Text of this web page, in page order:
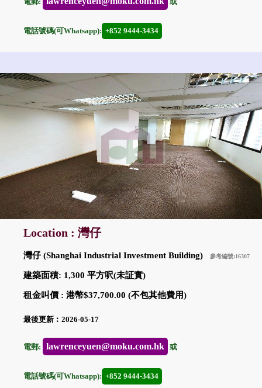
電話號碼(可Whatsapp): +852 9444-3434
Location : 灣仔
灣仔 (Shanghai Industrial Investment Building) 參考編號:16307
建築面積: 1,300 平方呎(未証實)
租金叫價 : 港幣$37,700.00 (不包其他費用)
最後更新︰2026-05-17
電郵: lawrenceyuen@moku.com.hk 或
電話號碼(可Whatsapp): +852 9444-3434